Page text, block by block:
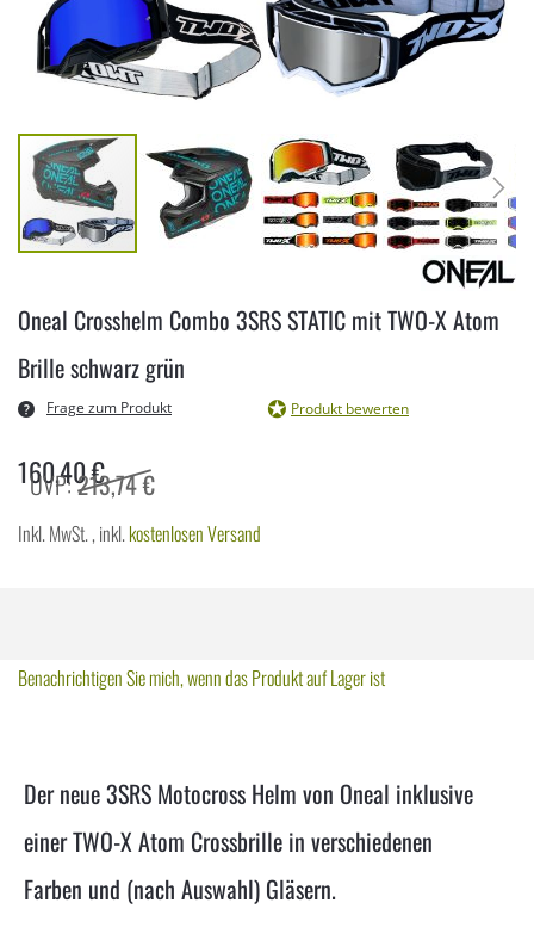
der
springen
Oneal Crosshelm Combo 3SRS STATIC mit TWO-X Atom
Brille schwarz grün
Frage zum Produkt Produkt bewerten
160,40 €213,74 €
Inkl. MwSt.,inkl.kostenlosen Versand
Benachrichtigen Sie mich, wenn das Produkt auf Lager ist
Der neue 3SRS Motocross Helm von Oneal inklusive
einer TWO-X Atom Crossbrille in verschiedenen
Farben und (nach Auswahl) Gläsern.